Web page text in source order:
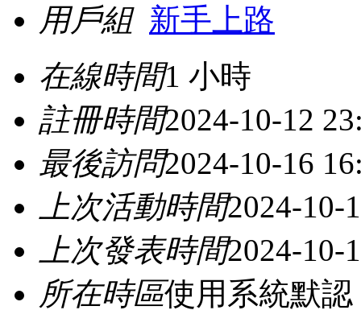
用戶組 新手上路
在線時間1 小時
註冊時間2024-10-12
最後訪問2024-10-16
上次活動時間2024-10-
上次發表時間2024-10-
所在時區使用系統默認